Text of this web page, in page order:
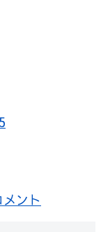
ント